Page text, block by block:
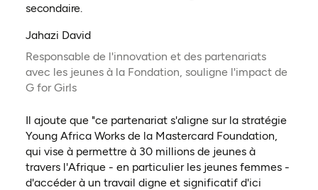
secondaire.
Jahazi David
Responsable de l'innovation et des partenariats
avec les jeunes à la Fondation, souligne l'impact de
G for Girls
Il ajoute que "ce partenariat s'aligne sur la stratégie
Young Africa Works de la Mastercard Foundation,
qui vise à permettre à 30 millions de jeunes à
travers l'Afrique - en particulier les jeunes femmes -
d'accéder à un travail digne et significatif d'ici